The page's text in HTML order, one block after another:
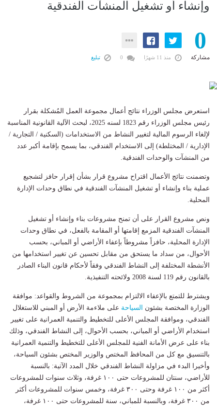
وإنشاء أو تشغيل المنشآت الفندقية
0
مشاركة منذ 11 شهرًا تبليغ
استعرض مجلس الوزراء نتائج أعمال مجموعة العمل المُشكلة بقرار
رئيس مجلس الوزراء رقم 1823 لسنه 2025، لبحث الآلية القانونية المناسبة
لإلغاء الرسوم المالية لتغيير النشاط من الاستخدامات (السكنية / التجارية /
الإدارية / المختلطة) إلى الاستخدام الفندقي، بما يسمح بإقامة أكبر عدد
من المنشآت والوحدات الفندقية.
وتضمنت نتائج الأعمال اقتراح مشروع قرار بشأن إقرار حافز لتشجيع
عملية بناء وإنشاء أو تشغيل المنشآت الفندقية في نطاق وحدات الإدارة
المحلية.
ونص مشروع القرار على أن تمنح مشروعات بناء وإنشاء أو تشغيل
المنشآت الفندقية المزمع إقامتها أو المقامة بالفعل، في نطاق وحدات
الإدارة المحلية، حافزاً مشروطاً بإعفاء الأراضي أو المباني، بحسب
الأحوال، من سداد ما يستحق من مقابل تحسين عن تغيير استخدامها من
الأنشطة المختلفة إلى النشاط الفندقي وفقاً لأحكام قانون البناء الصادر
بالقانون رقم 119 لسنة 2008 ولائحته التنفيذية.
ويشترط للتمتع بالإعفاء الالتزام بمجموعة من الشروط والقواعد: موافقة
الوزارة المختصة بشئون السياحة على ملاءمة الأرض أو المبني للاستغلال
الفندقي، وموافقة المجلس الأعلى للتخطيط والتنمية العمرانية على تغيير
استخدام الأراضي أو المباني، بحسب الأحوال، إلى النشاط الفندقي، وذلك
بناء على عرض الأمانة الفنية للمجلس الأعلى للتخطيط والتنمية العمرانية
بالتنسيق مع كل من المحافظ المختص والوزير المختص بشئون السياحة،
وأخيرا البدء في مزاولة النشاط الفندقي خلال المدد الآتية: بالنسبة
للأراضي، سنتان للمشروعات حتى ۱۰۰ غرفة، وثلاث سنوات للمشروعات
أكثر من ۱۰۰ غرفة وحتى ۳۰۰ غرفة، وخمس سنوات للمشروعات أكثر
من ٣٠٠ غرفة، وبالنسبة للمباني، سنة للمشروعات حتى ۱۰۰ غرفة،